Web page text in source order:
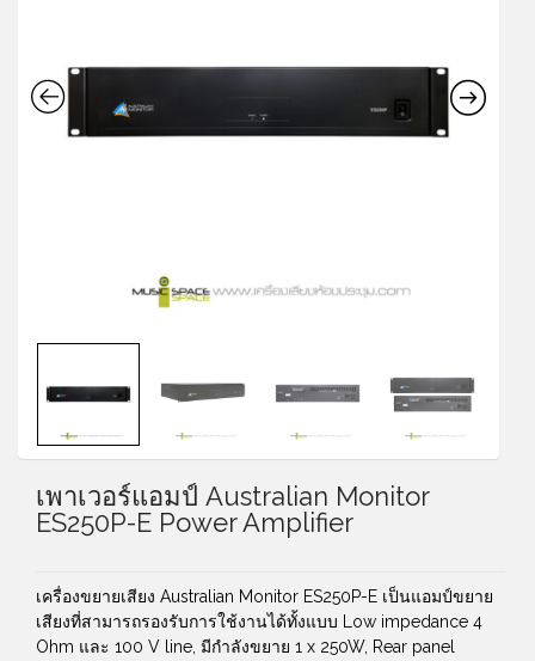
เพาเวอร์แอมป์ Australian Monitor
ES250P-E Power Amplifier
เครื่องขยายเสียง Australian Monitor ES250P-E เป็นแอมป์ขยาย
เสียงที่สามารถรองรับการใช้งานได้ทั้งแบบ Low impedance 4
Ohm และ 100 V line, มีกำลังขยาย 1 x 250W, Rear panel